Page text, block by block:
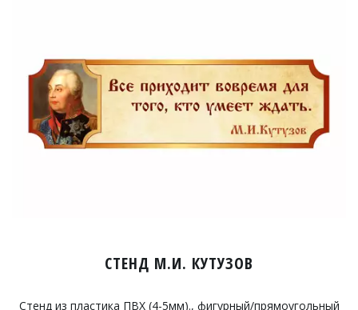
СТЕНД М.И. КУТУЗОВ
Стенд из пластика ПВХ (4-5мм)., фигурный/прямоугольный